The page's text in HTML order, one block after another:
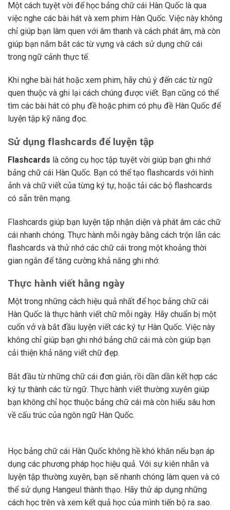
Một cách tuyệt vời để học bảng chữ cái Hàn Quốc là qua
việc nghe các bài hát và xem phim Hàn Quốc. Việc này không
chỉ giúp bạn làm quen với âm thanh và cách phát âm, mà còn
giúp bạn nắm bắt các từ vựng và cách sử dụng chữ cái
trong ngữ cảnh thực tế.
Khi nghe bài hát hoặc xem phim, hãy chú ý đến các từ ngữ
quen thuộc và ghi lại cách chúng được viết. Bạn cũng có thể
tìm các bài hát có phụ đề hoặc phim có phụ đề Hàn Quốc để
luyện tập kỹ năng đọc.
Sử dụng flashcards để luyện tập
Flashcards là công cụ học tập tuyệt vời giúp bạn ghi nhớ
bảng chữ cái Hàn Quốc. Bạn có thể tạo flashcards với hình
ảnh và chữ viết của từng ký tự, hoặc tải các bộ flashcards
có sẵn trên mạng.
Flashcards giúp bạn luyện tập nhận diện và phát âm các chữ
cái nhanh chóng. Thực hành mỗi ngày bằng cách trộn lẫn các
flashcards và thử nhớ các chữ cái trong một khoảng thời
gian ngắn để tăng cường khả năng ghi nhớ.
Thực hành viết hằng ngày
Một trong những cách hiệu quả nhất để học bảng chữ cái
Hàn Quốc là thực hành viết chữ mỗi ngày. Hãy chuẩn bị một
cuốn vở và bắt đầu luyện viết các ký tự Hàn Quốc. Việc này
không chỉ giúp bạn ghi nhớ bảng chữ cái mà còn giúp bạn
cải thiện khả năng viết chữ đẹp.
Bắt đầu từ những chữ cái đơn giản, rồi dần dần kết hợp các
ký tự thành các từ ngữ. Thực hành viết thường xuyên giúp
bạn không chỉ học thuộc bảng chữ cái mà còn hiểu sâu hơn
về cấu trúc của ngôn ngữ Hàn Quốc.
Học bảng chữ cái Hàn Quốc không hề khó khăn nếu bạn áp
dụng các phương pháp học hiệu quả. Với sự kiên nhẫn và
luyện tập thường xuyên, bạn sẽ nhanh chóng làm quen và có
thể sử dụng Hangeul thành thạo. Hãy thử áp dụng những
cách học trên và xem kết quả học của mình tiến bộ ra sao.